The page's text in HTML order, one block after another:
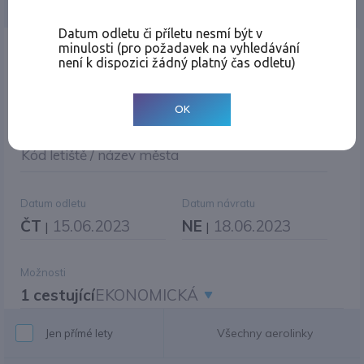
Místo odletu
Kód letiště / název města
Datum odletu
ČT | 15.06.2023
Datum návratu
NE | 18.06.2023
Možnosti
1 cestujícíEKONOMICKÁ
Jen přímé lety Všechny aerolinky
Datum odletu či příletu nesmí být v
minulosti (pro požadavek na vyhledávání
není k dispozici žádný platný čas odletu)
OK